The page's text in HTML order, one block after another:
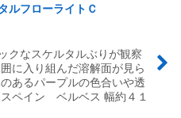
ルフローライトＣ
クなスケルタルぶりが観察
に入り組んだ溶解面が見ら
あるパープルの色合いや透
ペイン ベルベス 幅約４１